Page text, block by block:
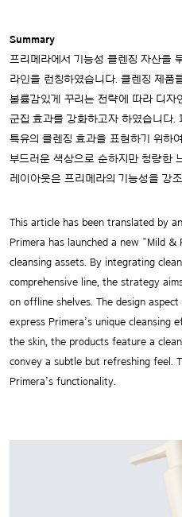
Summary
프리메라에서 기능성 클렌징 자산을
라인을 런칭하였습니다. 클렌징 제품
볼륨감있게 꾸리는 전략에 따라 디자
군집 효과를 강화하고자 하였습니다.
특유의 클렌징 효과을 표현하기 위하
부드러운 색상으로 순하지만 청량한
레이아웃은 프리메라의 기능성을 강
This article has been translated by
Primera has launched a new “Mild
cleansing assets. By integrating
comprehensive line, the strategy
on offline shelves. The design
express Primera’s unique
the skin, the products feature a
convey a subtle but refreshing feel.
Primera’s functionality.